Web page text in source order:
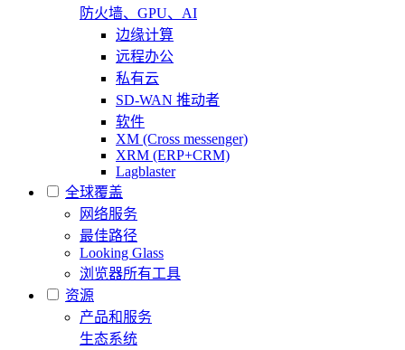
防火墙、GPU、AI
边缘计算
远程办公
私有云
SD-WAN 推动者
软件
XM (Cross messenger)
XRM (ERP+CRM)
Lagblaster
全球覆盖
网络服务
最佳路径
Looking Glass
浏览器所有工具
资源
产品和服务
生态系统